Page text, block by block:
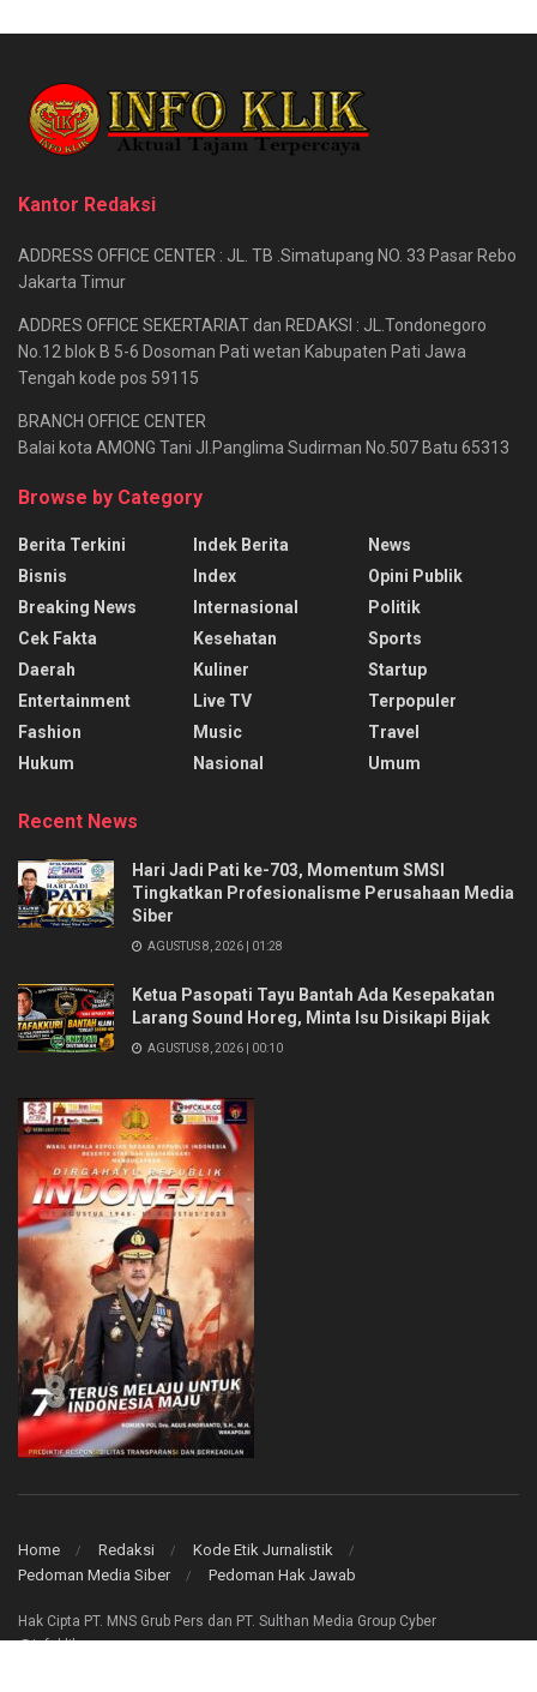
Kantor Redaksi
ADDRESS OFFICE CENTER : JL. TB .Simatupang NO. 33 Pasar Rebo
Jakarta Timur
ADDRES OFFICE SEKERTARIAT dan REDAKSI : JL.Tondonegoro
No.12 blok B 5-6 Dosoman Pati wetan Kabupaten Pati Jawa
Tengah kode pos 59115
BRANCH OFFICE CENTER
Balai kota AMONG Tani Jl.Panglima Sudirman No.507 Batu 65313
Browse by Category
Berita Terkini
Bisnis
Breaking News
Cek Fakta
Daerah
Entertainment
Fashion
Hukum
Indek Berita
Index
Internasional
Kesehatan
Kuliner
Live TV
Music
Nasional
News
Opini Publik
Politik
Sports
Startup
Terpopuler
Travel
Umum
Recent News
Hari Jadi Pati ke-703, Momentum SMSI
Tingkatkan Profesionalisme Perusahaan Media
Siber
AGUSTUS 8, 2026 | 01:28
Ketua Pasopati Tayu Bantah Ada Kesepakatan
Larang Sound Horeg, Minta Isu Disikapi Bijak
AGUSTUS 8, 2026 | 00:10
Home Redaksi
Kode Etik Jurnalistik
Pedoman Media Siber
Pedoman Hak Jawab
Hak Cipta PT. MNS Grub Pers dan PT. Sulthan Media Group Cyber
@infoklik.co